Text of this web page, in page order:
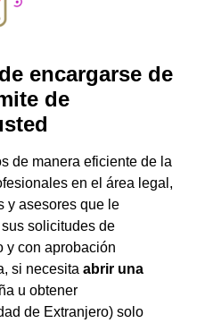
encargarse de
de
de manera eficiente de la
en el área legal,
y asesores que le
solicitudes de
y con aprobación
si necesita abrir una
u obtener
de Extranjero) solo